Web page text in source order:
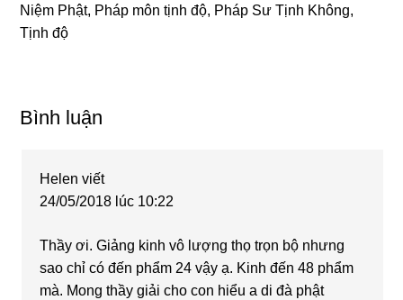
Niệm Phật, Pháp môn tịnh độ, Pháp Sư Tịnh Không,
Tịnh độ
Reader
Bình luận
Helen viết
24/05/2018 lúc 10:22
Thầy ơi. Giảng kinh vô lượng thọ trọn bộ nhưng
sao chỉ có đến phẩm 24 vậy ạ. Kinh đến 48 phẩm
mà. Mong thầy giải cho con hiểu a di đà phật